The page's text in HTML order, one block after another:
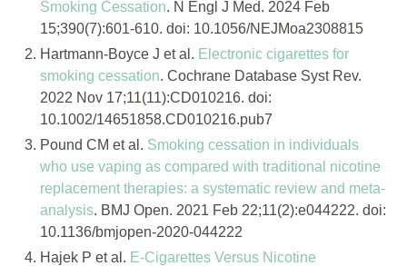
Smoking Cessation. N Engl J Med. 2024 Feb
15;390(7):601-610. doi: 10.1056/NEJMoa2308815
Hartmann-Boyce J et al. Electronic cigarettes for
smoking cessation. Cochrane Database Syst Rev.
2022 Nov 17;11(11):CD010216. doi:
10.1002/14651858.CD010216.pub7
Pound CM et al. Smoking cessation in individuals
who use vaping as compared with traditional nicotine
replacement therapies: a systematic review and meta-
analysis. BMJ Open. 2021 Feb 22;11(2):e044222. doi:
10.1136/bmjopen-2020-044222
Hajek P et al. E-Cigarettes Versus Nicotine